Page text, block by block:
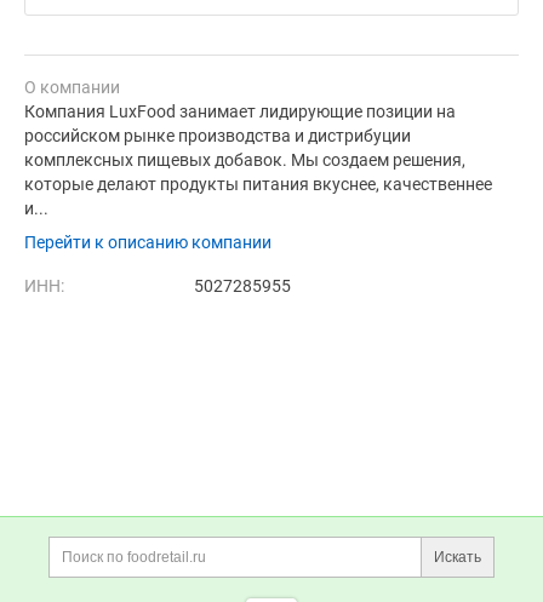
О компании
Компания LuxFood занимает лидирующие позиции на
российском рынке производства и дистрибуции
комплексных пищевых добавок. Мы создаем решения,
которые делают продукты питания вкуснее, качественнее
и...
Перейти к описанию компании
ИНН: 5027285955
Дополнительная информация
Поиск по сайту и
Искать